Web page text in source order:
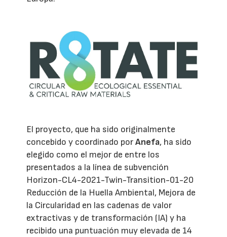
El proyecto, que ha sido originalmente
concebido y coordinado porAnefa, ha sido
elegido como el mejor de entre los
presentados a la línea de subvención
Horizon-CL4-2021-Twin-Transition-01-20
Reducción de la Huella Ambiental, Mejora de
la Circularidad en las cadenas de valor
extractivas y de transformación (IA) y ha
recibido una puntuación muy elevada de 14